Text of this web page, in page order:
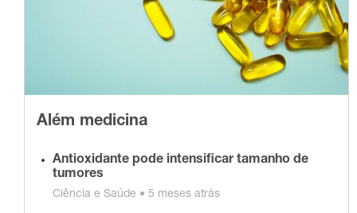
Além medicina
Antioxidante pode intensificar tamanho de
tumores
Ciência e Saúde • 5 meses atrás